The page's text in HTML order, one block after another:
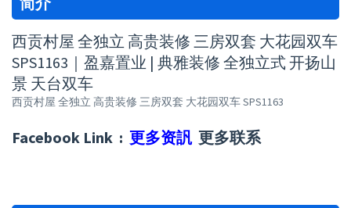
西贡村屋 全独立 高贵装修 三房双套 大花园双车
SPS1163｜盈嘉置业 | 典雅装修 全独立式 开扬山
景 天台双车
西贡村屋 全独立 高贵装修 三房双套 大花园双车 SPS1163
Facebook Link : 更多资訉更多联系